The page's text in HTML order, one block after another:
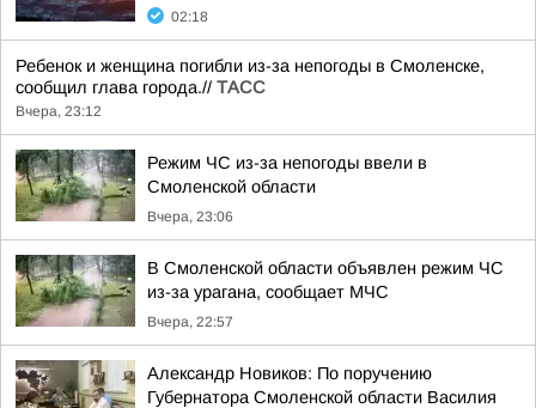
02:18
Ребенок и женщина погибли из-за непогоды в Смоленске,
сообщил глава города.// ТАСС
Вчера, 23:12
Режим ЧС из-за непогоды ввели в
Смоленской области
Вчера, 23:06
В Смоленской области объявлен режим ЧС
из-за урагана, сообщает МЧС
Вчера, 22:57
Александр Новиков: По поручению
Губернатора Смоленской области Василия